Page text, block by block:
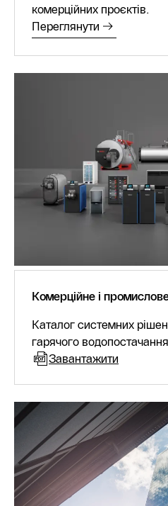
комерційних проєктів.
Переглянути
Комерційне і
Каталог системних
гарячого
Завантажити